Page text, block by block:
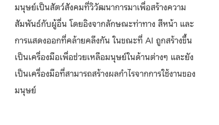
มนุษย์เป็นสัตว์สังคมที่วิวัฒนาการมาเพื่อสร้างความ
สัมพันธ์กับผู้อื่น โดยอิงจากลักษณะท่าทาง สีหน้า และ
การแสดงออกที่คล้ายคลึงกัน ในขณะที่ AI ถูกสร้างขึ้น
เป็นเครื่องมือเพื่อช่วยเหลือมนุษย์ในด้านต่างๆ และยัง
เป็นเครื่องมือที่สามารถสร้างผลกำไรจากการใช้งานของ
มนุษย์